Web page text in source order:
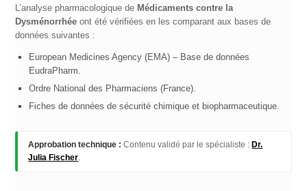
L’analyse pharmacologique de Médicaments contre la
Dysménorrhée ont été vérifiées en les comparant aux bases de
données suivantes :
European Medicines Agency (EMA) – Base de données
EudraPharm.
Ordre National des Pharmaciens (France).
Fiches de données de sécurité chimique et biopharmaceutique.
Approbation technique :Contenu validé par le spécialiste :Dr.
Julia Fischer.